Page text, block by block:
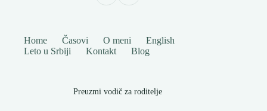
Home Časovi O meni
English
Leto u Srbiji
Kontakt Blog
Preuzmi vodič za roditelje